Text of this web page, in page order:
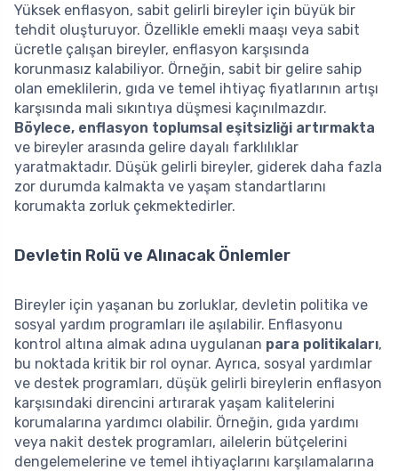
Yüksek enflasyon, sabit gelirli bireyler için büyük bir
tehdit oluşturuyor. Özellikle emekli maaşı veya sabit
ücretle çalışan bireyler, enflasyon karşısında
korunmasız kalabiliyor. Örneğin, sabit bir gelire sahip
olan emeklilerin, gıda ve temel ihtiyaç fiyatlarının artışı
karşısında mali sıkıntıya düşmesi kaçınılmazdır.
Böylece, enflasyon toplumsal eşitsizliği artırmakta
ve bireyler arasında gelire dayalı farklılıklar
yaratmaktadır. Düşük gelirli bireyler, giderek daha fazla
zor durumda kalmakta ve yaşam standartlarını
korumakta zorluk çekmektedirler.
Devletin Rolü ve Alınacak Önlemler
Bireyler için yaşanan bu zorluklar, devletin politika ve
sosyal yardım programları ile aşılabilir. Enflasyonu
kontrol altına almak adına uygulanan para politikaları,
bu noktada kritik bir rol oynar. Ayrıca, sosyal yardımlar
ve destek programları, düşük gelirli bireylerin enflasyon
karşısındaki direncini artırarak yaşam kalitelerini
korumalarına yardımcı olabilir. Örneğin, gıda yardımı
veya nakit destek programları, ailelerin bütçelerini
dengelemelerine ve temel ihtiyaçlarını karşılamalarına